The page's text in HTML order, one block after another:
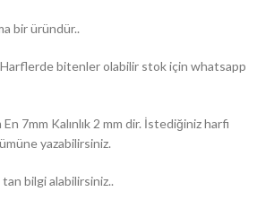
bir üründür..
bitenler olabilir stok için whatsapp
7mm Kalınlık 2 mm dir. İstediğiniz harfi
yazabilirsiniz.
bilgi alabilirsiniz..